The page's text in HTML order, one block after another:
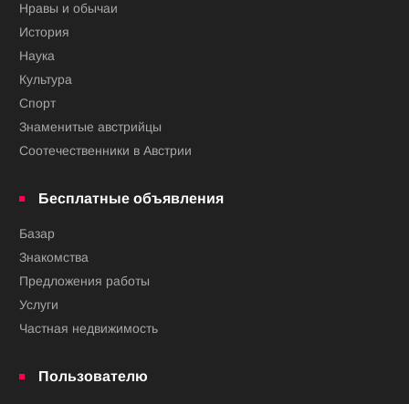
Нравы и обычаи
История
Наука
Культура
Спорт
Знаменитые австрийцы
Соотечественники в Австрии
Бесплатные объявления
Базар
Знакомства
Предложения работы
Услуги
Частная недвижимость
Пользователю